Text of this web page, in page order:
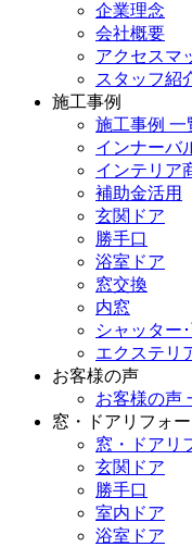
企業理念
会社概要
アクセスマ
スタッフ紹
施工事例
施工事例 一
インナーバ
インテリア
補助金活用
玄関ドア
勝手口
浴室ドア
窓交換
内窓
シャッター
エクステリ
お客様の声
お客様の声
窓・ドアリフォ
窓・ドアリ
玄関ドア
勝手口
室内ドア
浴室ドア